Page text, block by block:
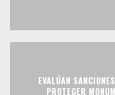
EVALÚAN
PROTEGER